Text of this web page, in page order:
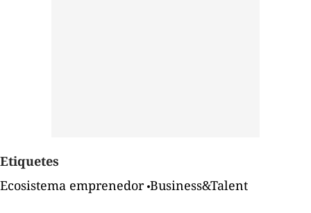
Etiquetes
Ecosistema emprenedor Business&Talent